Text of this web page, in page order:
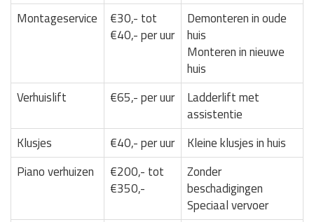
Montageservice
€30,- tot
€40,- per uur
Demonteren in oude
huis
Monteren in nieuwe
huis
Verhuislift
€65,- per uur
Ladderlift met
assistentie
Klusjes
€40,- per uur
Kleine klusjes in huis
Piano verhuizen
€200,- tot
€350,-
Zonder
beschadigingen
Speciaal vervoer